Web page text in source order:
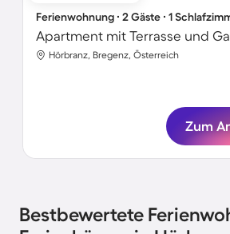
Ferienwohnung ∙ 2 Gäste ∙ 1
Apartment mit Terrasse und
Hörbranz, Bregenz, Österreich
Zum
Bestbewertete